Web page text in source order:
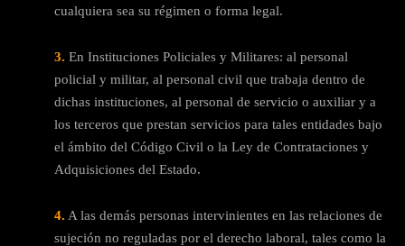
cualquiera sea su régimen o forma legal.
3. En Instituciones Policiales y Militares: al personal
policial y militar, al personal civil que trabaja dentro de
dichas instituciones, al personal de servicio o auxiliar y a
los terceros que prestan servicios para tales entidades bajo
el ámbito del Código Civil o la Ley de Contrataciones y
Adquisiciones del Estado.
4. A las demás personas intervinientes en las relaciones de
sujeción no reguladas por el derecho laboral, tales como la